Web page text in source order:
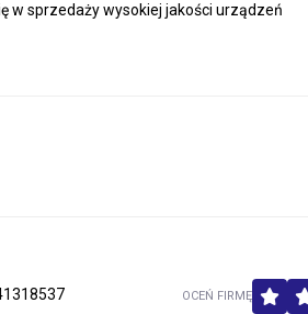
w sprzedaży wysokiej jakości urządzeń
OCEŃ FIRMĘ